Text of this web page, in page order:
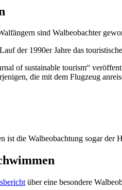
sind Walbeobachter
der 1990er Jahre das
of sustainable tourism“
die mit dem Flugzeug
ist die Walbeobachtung sogar der
über eine besondere